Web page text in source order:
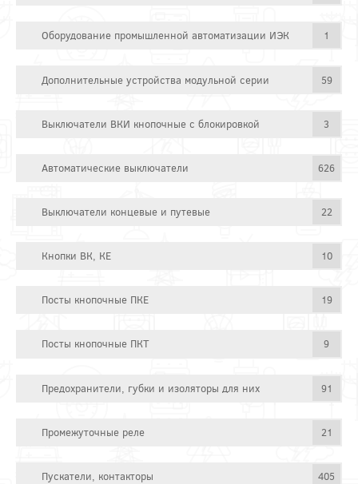
Оборудование промышленной автоматизации ИЭК 1
Дополнительные устройства модульной серии 59
Выключатели ВКИ кнопочные с блокировкой 3
Автоматические выключатели 626
Выключатели концевые и путевые 22
Кнопки ВК, КЕ 10
Посты кнопочные ПКЕ 19
Посты кнопочные ПКТ 9
Предохранители, губки и изоляторы для них 91
Промежуточные реле 21
Пускатели, контакторы 405